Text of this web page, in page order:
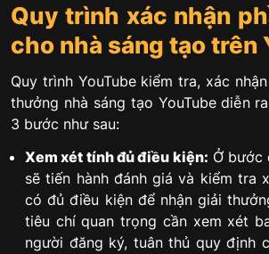
Quy trình xác nhận
cho nhà sáng tạo trên
Quy trình YouTube kiểm tra, xác
thưởng nhà sáng tạo YouTube diễn
3 bước như sau:
Xem xét tính đủ điều kiện: Ở bước
sẽ tiến hành đánh giá và kiểm tra
có đủ điều kiện để nhận giải
tiêu chí quan trọng cần xem xét
người đăng ký, tuân thủ quy định